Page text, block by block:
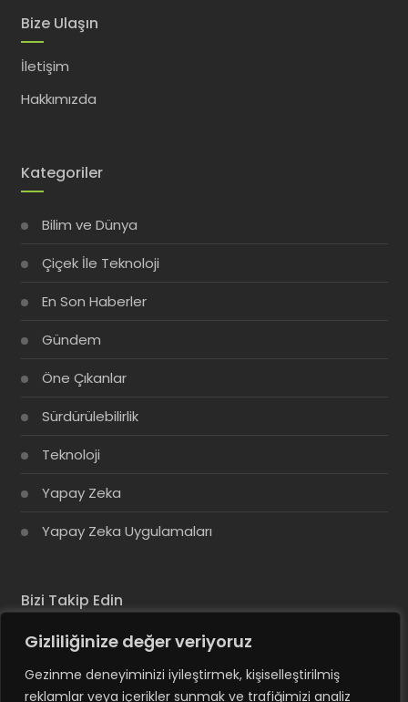
Gizliliğinize değer veriyoruz
Gezinme deneyiminizi iyileştirmek, kişiselleştirilmiş
reklamlar veya içerikler sunmak ve trafiğimizi analiz
Bize Ulaşın
İletişim
Hakkımızda
Kategoriler
Bilim ve Dünya
Çiçek İle Teknoloji
En Son Haberler
Gündem
Öne Çıkanlar
Sürdürülebilirlik
Teknoloji
Yapay Zeka
Yapay Zeka Uygulamaları
Bizi Takip Edin